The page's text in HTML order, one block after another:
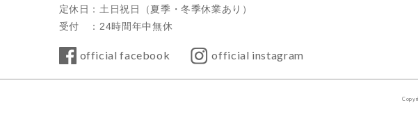
定休日：土日祝日（夏季・冬季休業あり）
受付 ：24時間年中無休
official facebook official instagram